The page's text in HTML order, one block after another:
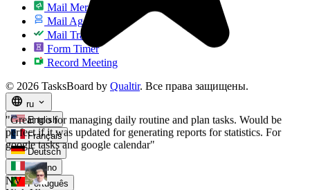
Mail Merge
Mail Agent
Mail Tracker
Form Timer
Record Meeting
© 2026 TasksBoard by Qualtir. Все права защищены.
language ru expand_more
English
Français
Deutsch
Italiano
Português